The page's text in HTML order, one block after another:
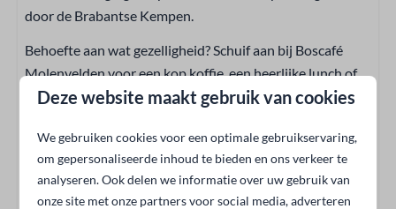
Bestek
Borden
Drinkglazen
Afzuigkap
Keukengerei
Inclusief keukendoeken
door de Brabantse Kempen.
Behoefte aan wat gezelligheid? Schuif aan bij Boscafé
Molenvelden voor een kop koffie, een heerlijke lunch of
een ontspannen diner in de bossfeer. Hier vind je
Ontdek de Brabantse Kempen:
natuur, charme en gezelligheid
Deze website maakt gebruik van cookies
We gebruiken cookies voor een optimale gebruikservaring,
om gepersonaliseerde inhoud te bieden en ons verkeer te
analyseren. Ook delen we informatie over uw gebruik van
onze site met onze partners voor social media, adverteren